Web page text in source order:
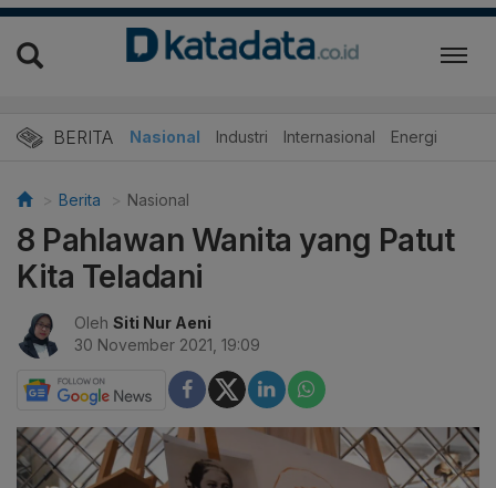
BERITA Nasional Industri Internasional Energi
Berita Nasional
8 Pahlawan Wanita yang Patut
Kita Teladani
Oleh Siti Nur Aeni
30 November 2021, 19:09